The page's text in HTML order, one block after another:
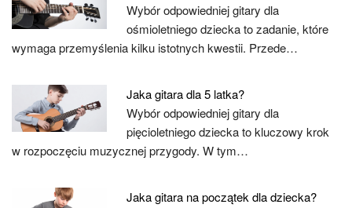
Wybór odpowiedniej gitary dla
ośmioletniego dziecka to zadanie, które
wymaga przemyślenia kilku istotnych kwestii. Przede…
Jaka gitara dla 5 latka?
Wybór odpowiedniej gitary dla
pięcioletniego dziecka to kluczowy krok
w rozpoczęciu muzycznej przygody. W tym…
Jaka gitara na początek dla dziecka?